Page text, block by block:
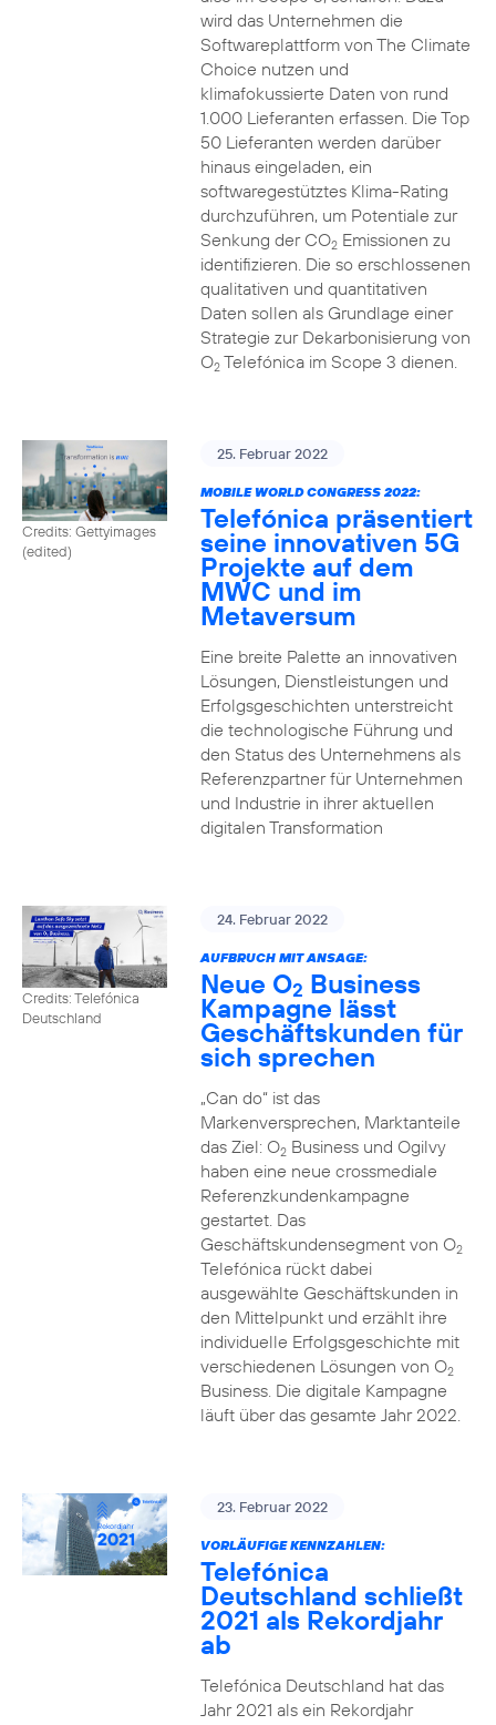
wird das Unternehmen die
Softwareplattform von The Climate
Choice nutzen und
klimafokussierte Daten von rund
1.000 Lieferanten erfassen. Die Top
50 Lieferanten werden darüber
hinaus eingeladen, ein
softwaregestütztes Klima-Rating
durchzuführen, um Potentiale zur
Senkung der CO2Emissionen zu
identifizieren. Die so erschlossenen
qualitativen und quantitativen
Daten sollen als Grundlage einer
Strategie zur Dekarbonisierung von
O2Telefónica im Scope 3 dienen.
Credits: Gettyimages
(edited)
25. Februar 2022
MOBILE WORLD CONGRESS 2022:
Telefónica präsentiert
seine innovativen 5G
Projekte auf dem
MWC und im
Metaversum
Eine breite Palette an innovativen
Lösungen, Dienstleistungen und
Erfolgsgeschichten unterstreicht
die technologische Führung und
den Status des Unternehmens als
Referenzpartner für Unternehmen
und Industrie in ihrer aktuellen
digitalen Transformation
Credits: Telefónica
Deutschland
24. Februar 2022
AUFBRUCH MIT ANSAGE:
Neue O2 Business
Kampagne lässt
Geschäftskunden für
sich sprechen
„Can do“ ist das
Markenversprechen, Marktanteile
das Ziel: O2Business und Ogilvy
haben eine neue crossmediale
Referenzkundenkampagne
gestartet. Das
Geschäftskundensegment von O2
Telefónica rückt dabei
ausgewählte Geschäftskunden in
den Mittelpunkt und erzählt ihre
individuelle Erfolgsgeschichte mit
verschiedenen Lösungen von O2
Business. Die digitale Kampagne
läuft über das gesamte Jahr 2022.
23. Februar 2022
VORLÄUFIGE KENNZAHLEN:
Telefónica
Deutschland schließt
2021 als Rekordjahr
ab
Telefónica Deutschland hat das
Jahr 2021 als ein Rekordjahr